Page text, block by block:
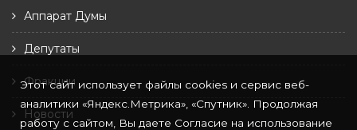
Аппарат Думы
Депутаты
Фракции
Новости
Этот сайт использует файлы cookies и сервис веб-
аналитики «Яндекс.Метрика», «Спутник». Продолжая
работу с сайтом, Вы даете Согласие на использование